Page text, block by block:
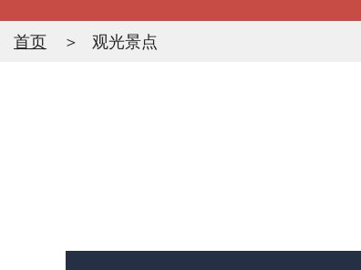
首页 观光景点